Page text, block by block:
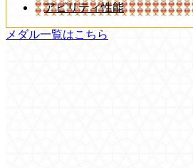
アビリティ性能
メダル一覧はこちら